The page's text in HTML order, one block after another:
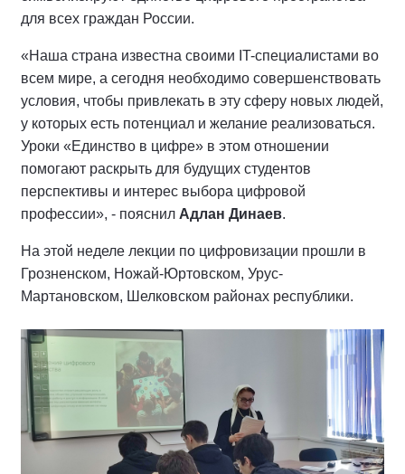
для всех граждан России.
«Наша страна известна своими IT-специалистами во
всем мире, а сегодня необходимо совершенствовать
условия, чтобы привлекать в эту сферу новых людей,
у которых есть потенциал и желание реализоваться.
Уроки «Единство в цифре» в этом отношении
помогают раскрыть для будущих студентов
перспективы и интерес выбора цифровой
профессии», - пояснил Адлан Динаев.
На этой неделе лекции по цифровизации прошли в
Грозненском, Ножай-Юртовском, Урус-
Мартановском, Шелковском районах республики.